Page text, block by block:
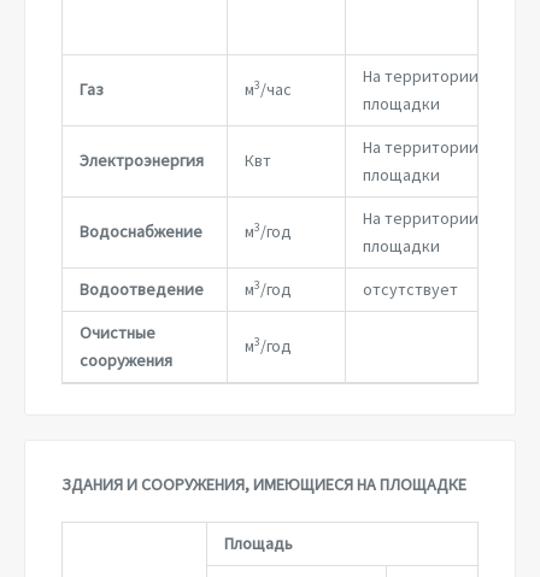
Газ м3/час
На территории
площадки
Электроэнергия Квт
На территории
площадки
Водоснабжение м3/год
На территории
площадки
Водоотведение
м3/год
отсутствует
Очистные
сооружения
м3/год
ЗДАНИЯ И СООРУЖЕНИЯ, ИМЕЮЩИЕСЯ НА ПЛОЩАДКЕ
Площадь